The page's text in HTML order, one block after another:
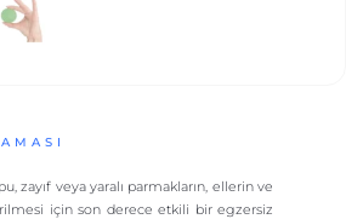
zayıf veya yaralı parmakların, ellerin ve
için son derece etkili bir egzersiz